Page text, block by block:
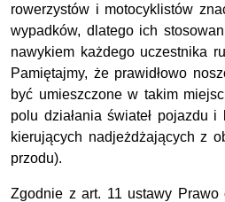
rowerzystów i motocyklistów
wypadków, dlatego ich
nawykiem każdego uczestnika
Pamiętajmy, że prawidłowo
być umieszczone w takim
polu działania świateł pojazdu i
kierujących nadjeżdżających z
przodu).
Zgodnie z art. 11 ustawy Prawo